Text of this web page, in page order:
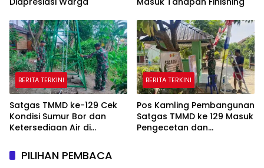
BERITA TERKINI
Satgas TMMD ke-129 Cek
Kondisi Sumur Bor dan
Ketersediaan Air di
BERITA TERKINI
Pos Kamling Pembangunan
Satgas TMMD ke 129 Masuk
Pengecetan dan
PILIHAN PEMBACA